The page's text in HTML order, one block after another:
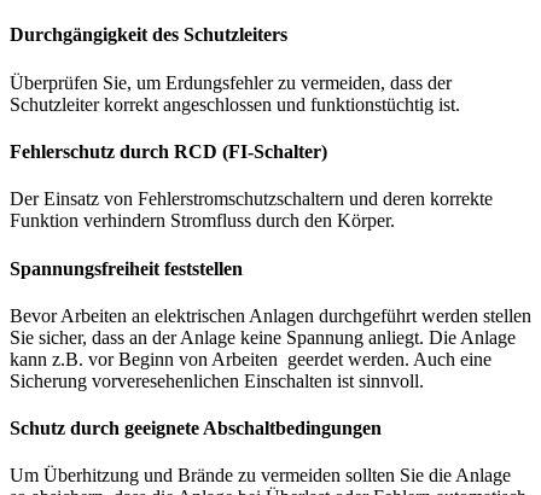
Durchgängigkeit des Schutzleiters
Überprüfen Sie, um Erdungsfehler zu vermeiden, dass der
Schutzleiter korrekt angeschlossen und funktionstüchtig ist.
Fehlerschutz durch RCD (FI-Schalter)
Der Einsatz von Fehlerstromschutzschaltern und deren korrekte
Funktion verhindern Stromfluss durch den Körper.
Spannungsfreiheit feststellen
Bevor Arbeiten an elektrischen Anlagen durchgeführt werden stellen
Sie sicher, dass an der Anlage keine Spannung anliegt. Die Anlage
kann z.B. vor Beginn von Arbeiten geerdet werden. Auch eine
Sicherung vorveresehenlichen Einschalten ist sinnvoll.
Schutz durch geeignete Abschaltbedingungen
Um Überhitzung und Brände zu vermeiden sollten Sie die Anlage